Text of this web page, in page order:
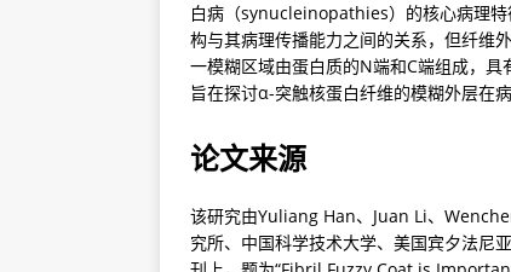
白病（synucleinopathies）的核心病理
构与其病理传播能力之间的关系，但纤维
一模糊区域由蛋白质的N端和C端组成，
旨在探讨α-突触核蛋白纤维的模糊外层在
论文来源
该研究由Yuliang Han、Juan Li、
究所、中国科学技术大学、美国宾夕法尼